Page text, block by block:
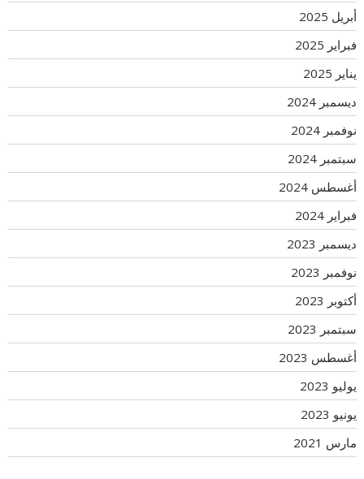
أبريل 2025
فبراير 2025
يناير 2025
ديسمبر 2024
نوفمبر 2024
سبتمبر 2024
أغسطس 2024
فبراير 2024
ديسمبر 2023
نوفمبر 2023
أكتوبر 2023
سبتمبر 2023
أغسطس 2023
يوليو 2023
يونيو 2023
مارس 2021